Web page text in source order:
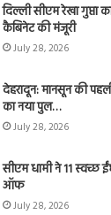
दिल्ली सीएम रेखा गुप्ता
कैबिनेट की मंजूरी
July 28, 2026
देहरादून: मानसून की
का नया पुल…
July 28, 2026
सीएम धामी ने 11 स्वच्छ
ऑफ
July 28, 2026